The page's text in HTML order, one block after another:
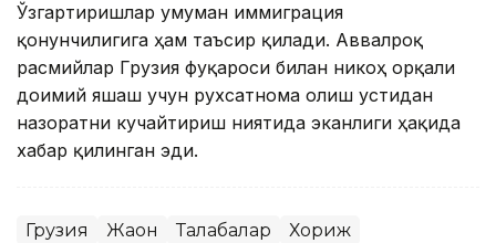
Ўзгартиришлар умуман иммиграция
қонунчилигига ҳам таъсир қилади. Аввалроқ
расмийлар Грузия фуқароси билан никоҳ орқали
доимий яшаш учун рухсатнома олиш устидан
назоратни кучайтириш ниятида эканлиги ҳақида
хабар қилинган эди.
Грузия Жаҳон Талабалар Хориж